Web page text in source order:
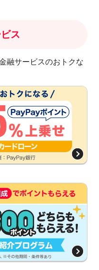
ス
融サービスのおトクな